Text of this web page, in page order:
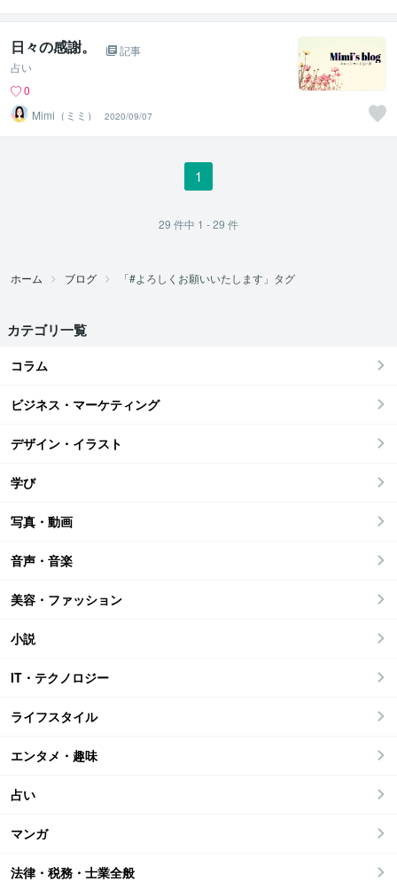
日々の感謝。
記事
占い
0
Mimi（ミミ）
2020/09/07
1
29 件中 1 - 29 件
ホーム ブログ 「#よろしくお願いいたします」タグ
カテゴリ一覧
コラム
ビジネス・マーケティング
デザイン・イラスト
学び
写真・動画
音声・音楽
美容・ファッション
小説
IT・テクノロジー
ライフスタイル
エンタメ・趣味
占い
マンガ
法律・税務・士業全般